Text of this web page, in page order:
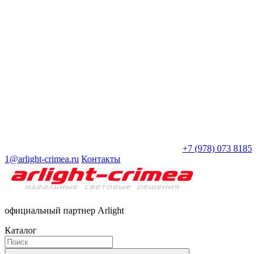
+7 (978) 073 8185
1@arlight-crimea.ru Контакты
официальный партнер Arlight
Каталог